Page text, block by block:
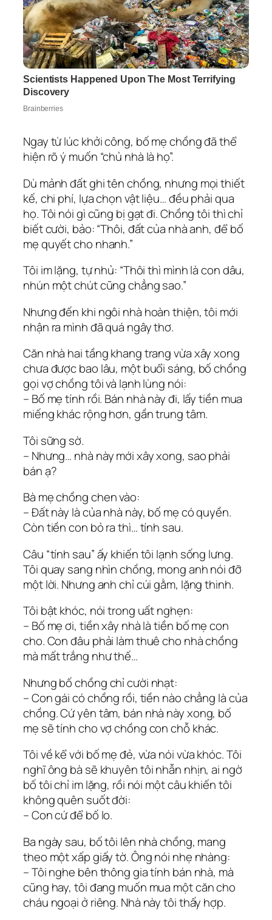
Ngay từ lúc khởi công, bố mẹ chồng đã thể
hiện rõ ý muốn “chủ nhà là họ”.
Dù mảnh đất ghi tên chồng, nhưng mọi thiết
kế, chi phí, lựa chọn vật liệu… đều phải qua
họ. Tôi nói gì cũng bị gạt đi. Chồng tôi thì chỉ
biết cười, bảo: “Thôi, đất của nhà anh, để bố
mẹ quyết cho nhanh.”
Tôi im lặng, tự nhủ: “Thôi thì mình là con dâu,
nhún một chút cũng chẳng sao.”
Nhưng đến khi ngôi nhà hoàn thiện, tôi mới
nhận ra mình đã quá ngây thơ.
Căn nhà hai tầng khang trang vừa xây xong
chưa được bao lâu, một buổi sáng, bố chồng
gọi vợ chồng tôi và lạnh lùng nói:
– Bố mẹ tính rồi. Bán nhà này đi, lấy tiền mua
miếng khác rộng hơn, gần trung tâm.
Tôi sững sờ.
– Nhưng… nhà này mới xây xong, sao phải
bán ạ?
Bà mẹ chồng chen vào:
– Đất này là của nhà này, bố mẹ có quyền.
Còn tiền con bỏ ra thì… tính sau.
Câu “tính sau” ấy khiến tôi lạnh sống lưng.
Tôi quay sang nhìn chồng, mong anh nói đỡ
một lời. Nhưng anh chỉ cúi gằm, lặng thinh.
Tôi bật khóc, nói trong uất nghẹn:
– Bố mẹ ơi, tiền xây nhà là tiền bố mẹ con
cho. Con đâu phải làm thuê cho nhà chồng
mà mất trắng như thế…
Nhưng bố chồng chỉ cười nhạt:
– Con gái có chồng rồi, tiền nào chẳng là của
chồng. Cứ yên tâm, bán nhà này xong, bố
mẹ sẽ tính cho vợ chồng con chỗ khác.
Tôi về kể với bố mẹ đẻ, vừa nói vừa khóc. Tôi
nghĩ ông bà sẽ khuyên tôi nhẫn nhịn, ai ngờ
bố tôi chỉ im lặng, rồi nói một câu khiến tôi
không quên suốt đời:
– Con cứ để bố lo.
Ba ngày sau, bố tôi lên nhà chồng, mang
theo một xấp giấy tờ. Ông nói nhẹ nhàng:
– Tôi nghe bên thông gia tính bán nhà, mà
cũng hay, tôi đang muốn mua một căn cho
cháu ngoại ở riêng. Nhà này tôi thấy hợp.